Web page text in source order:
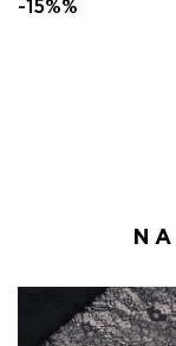
-15%%